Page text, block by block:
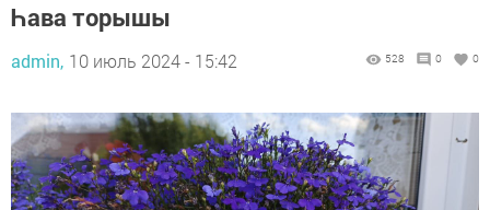
Һава торышы
admin, 10 июль 2024 - 15:42 528 0 0